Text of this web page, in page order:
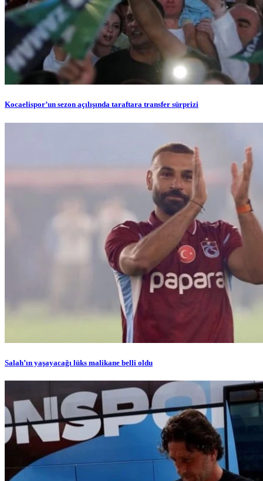
Kocaelispor’un sezon açılışında taraftara transfer sürprizi
Salah’ın yaşayacağı lüks malikane belli oldu